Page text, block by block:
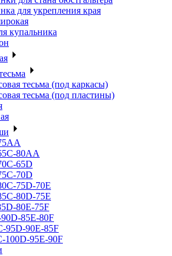
для укрепления края
купальника
тесьма (под каркасы)
тесьма (под пластины)
80АА
65D
70D
75D-70E
80D-75E
80E-75F
85E-80F
95D-90E-85F
100D-95E-90F